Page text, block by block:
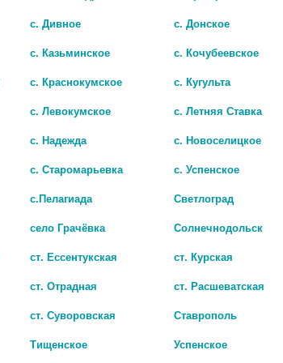
Показать все
с. Дивное
с. Донское
с. Казьминское
с. Кочубеевское
с. Краснокумское
с. Кугульта
с. Левокумское
с. Летняя Ставка
с. Надежда
с. Новоселицкое
с. Старомарьевка
с. Успенское
с.Пелагиада
Светлоград
село Грачёвка
Солнечнодольск
ст. Ессентукская
ст. Курская
ст. Отрадная
ст. Расшеватская
ст. Суворовская
Ставрополь
Тищенское Успенское